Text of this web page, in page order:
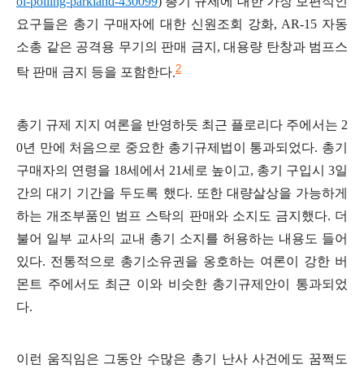
요구들은 총기 구매자에 대한 신원조회 강화, AR-15 자동
소총 같은 공격용 무기의 판매 금지 , 대용량 탄창과 범프스
탁 판매 금지 등을 포함한다.2
총기 규제 지지 여론을 반영하듯 최근 플로리다 주에서는 2
0년 만에 처음으로 중요한 총기규제법이 통과되었다. 총기
구매자의 연령을 18세에서 21세로 높이고, 총기 구입시 3일
간의 대기 기간을 두도록 했다. 또한 대량살상을 가능하게
하는 개조부품인 범프 스탁의 판매와 소지도 금지했다. 더
불어 일부 교사의 교내 총기 소지를 허용하는 내용도 들어
있다. 전통적으로 총기소유권을 옹호하는 여론이 강한 버
몬트 주에서도 최근 이와 비슷한 총기규제안이 통과되었
다.
이런 움직임은 그동안 수많은 총기 난사 사건에도 꿈쩍도